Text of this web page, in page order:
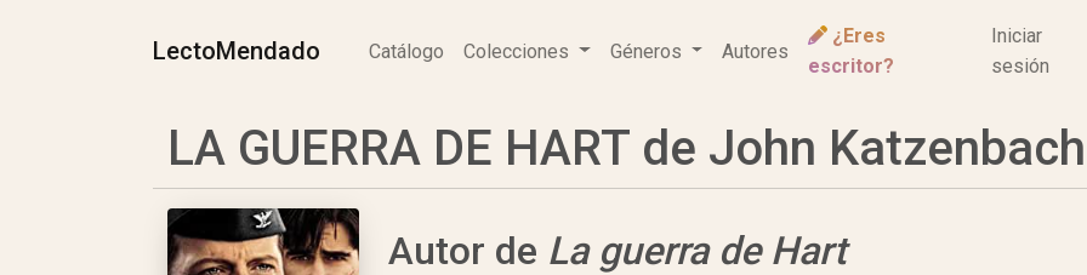
LectoMendado Catálogo Colecciones Géneros Autores
¿Eres
escritor?
Iniciar
sesión
LA GUERRA DE HART de John Katzenbach
Autor de La guerra de Hart